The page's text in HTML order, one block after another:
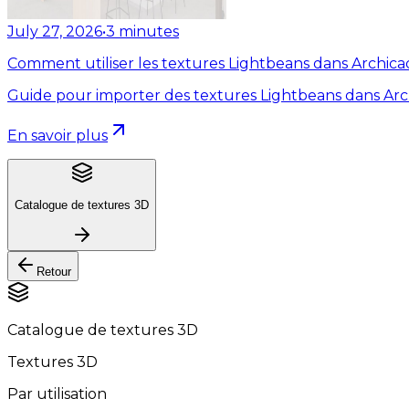
July 27, 2026•3 minutes
Comment utiliser les textures Lightbeans dans
Guide pour importer des textures Lightbeans dans
En savoir plus
Catalogue de textures 3D
Retour
Catalogue de textures 3D
Textures 3D
Par utilisation